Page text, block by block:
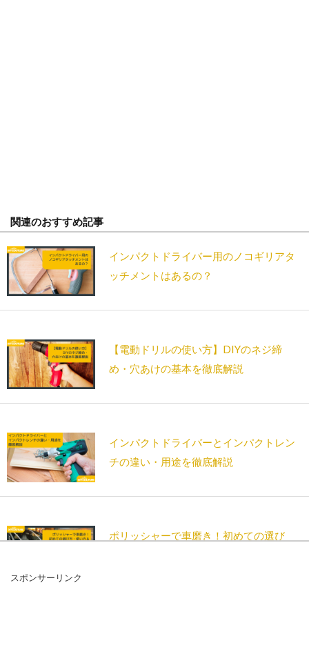
関連のおすすめ記事
インパクトドライバー用のノコギリアタ
ッチメントはあるの？
【電動ドリルの使い方】DIYのネジ締
め・穴あけの基本を徹底解説
インパクトドライバーとインパクトレン
チの違い・用途を徹底解説
ポリッシャーで車磨き！初めての選び
スポンサーリンク